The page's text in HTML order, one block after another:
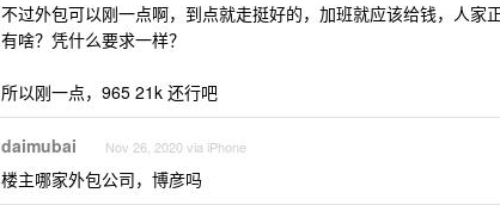
不过外包可以刚一点啊，到点就走挺好的，加班就应该给钱，人家
有啥？凭什么要求一样？
所以刚一点，965 21k 还行吧
daimubai Nov 26, 2020 via iPhone
楼主哪家外包公司，博彦吗